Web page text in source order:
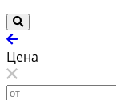
Цена